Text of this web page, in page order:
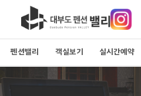
펜션밸리 객실보기 실시간예약